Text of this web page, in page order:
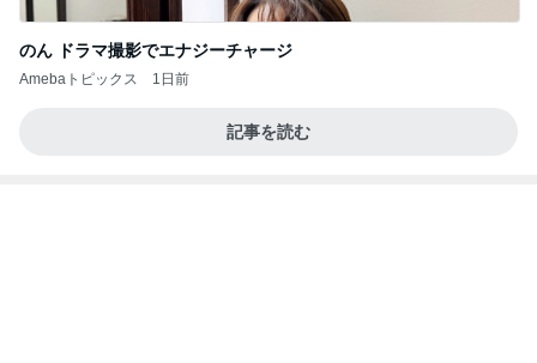
のん ドラマ撮影でエナジーチャージ
Amebaトピックス 1日前
記事を読む